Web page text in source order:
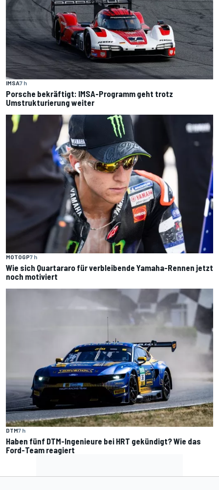
IMSA7 h
Porsche bekräftigt: IMSA-Programm geht trotz
Umstrukturierung weiter
MOTOGP7 h
Wie sich Quartararo für verbleibende Yamaha-Rennen jetzt
noch motiviert
DTM7 h
Haben fünf DTM-Ingenieure bei HRT gekündigt? Wie das
Ford-Team reagiert